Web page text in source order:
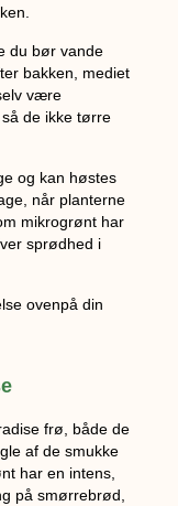
du bør vande
bakken, mediet
være
de ikke tørre
og kan høstes
når planterne
mikrogrønt har
sprødhed i
ovenpå din
frø, både de
af de smukke
har en intens,
på smørrebrød,